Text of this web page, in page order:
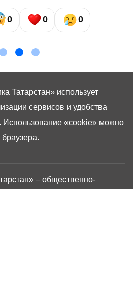
0 0 0
– общественно-
Татарстан» использует
сервисов и удобства
Использование «cookie» можно